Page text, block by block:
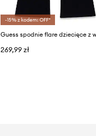
-15% z kodem: OFF*
269,99 zł